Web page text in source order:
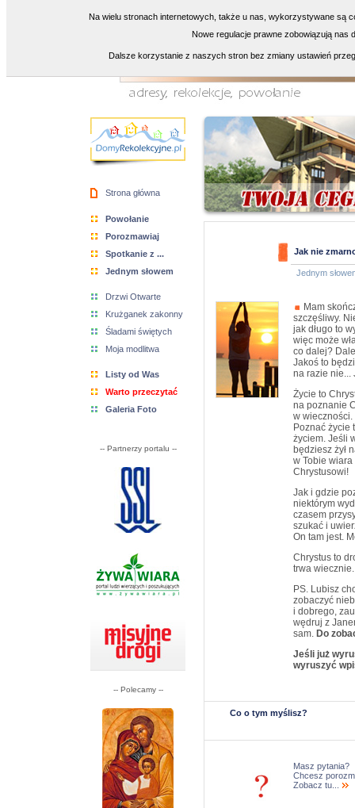
Strona główna
Powołanie
Porozmawiaj
Spotkanie z ...
Jednym słowem
Drzwi Otwarte
Krużganek zakonny
Śladami świętych
Moja modlitwa
Listy od Was
Warto przeczytać
Galeria Foto
-- Partnerzy portalu --
-- Polecamy --
Jak nie
Jednym
Mam
szczęśliwy.
jak długo to
więc może
co dalej?
Jakoś to
na razie nie...
Życie to
na poznanie
w wieczności.
Poznać życie
życiem. Jeśli
będziesz żył
w Tobie
Chrystusowi!
Jak i gdzie
niektórym
czasem
szukać i
On tam jest.
Chrystus to
trwa
PS. Lubisz
zobaczyć
i dobrego,
wędruj z
sam. Do
Jeśli już
wyruszyć
Co o tym myślisz?
Masz pytania?
Chcesz
Zobacz tu...
Na wielu stronach internetowych, także u nas, wykorzystywane są
Nowe regulacje prawne zobowiązują nas
Dalsze korzystanie z naszych stron bez zmiany ustawień